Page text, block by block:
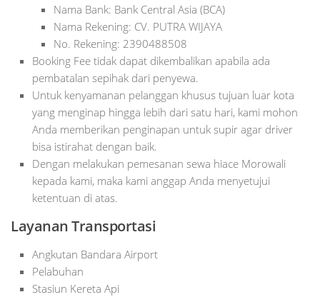
Nama Bank: Bank Central Asia (BCA)
Nama Rekening: CV. PUTRA WIJAYA
No. Rekening: 2390488508
Booking Fee tidak dapat dikembalikan apabila ada
pembatalan sepihak dari penyewa.
Untuk kenyamanan pelanggan khusus tujuan luar kota
yang menginap hingga lebih dari satu hari, kami mohon
Anda memberikan penginapan untuk supir agar driver
bisa istirahat dengan baik.
Dengan melakukan pemesanan sewa hiace Morowali
kepada kami, maka kami anggap Anda menyetujui
ketentuan di atas.
Layanan Transportasi
Angkutan Bandara Airport
Pelabuhan
Stasiun Kereta Api